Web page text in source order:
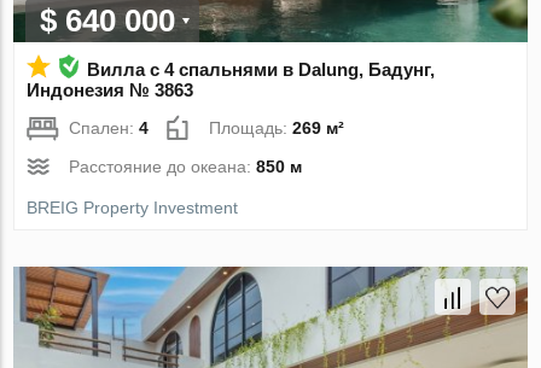
$ 640 000
Вилла с 4 спальнями в Dalung, Бадунг,
Индонезия № 3863
Спален:4 Площадь:269 м²
Расстояние до океана:850 м
BREIG Property Investment